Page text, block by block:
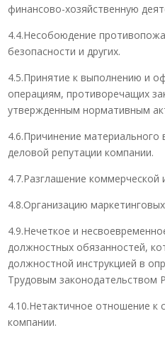
финансово-хозяйственную
4.4.Несобоюдение
безопасности и других.
4.5.Принятие к выполнению и
операциям, противоречащих
утвержденным нормативным
4.6.Причинение
деловой репутации компании.
4.7.Разглашение
4.8.Организацию
4.9.Нечеткое и
должностных обязанностей,
должностной инструкцией в
Трудовым законодательством
4.10.Нетактичное отношение к
компании.